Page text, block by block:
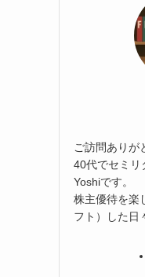
ご訪問ありが
40代でセミリ
Yoshiです。
株主優待を楽
フト）した日